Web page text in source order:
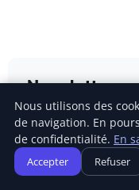
Newsletter
Inscrivez-vous pour
directement dans
Nous utilisons des
de navigation. En
de confidentialité. En
Accepter Refuser